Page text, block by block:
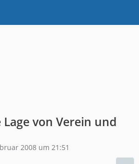
von Verein und
2008 um 21:51